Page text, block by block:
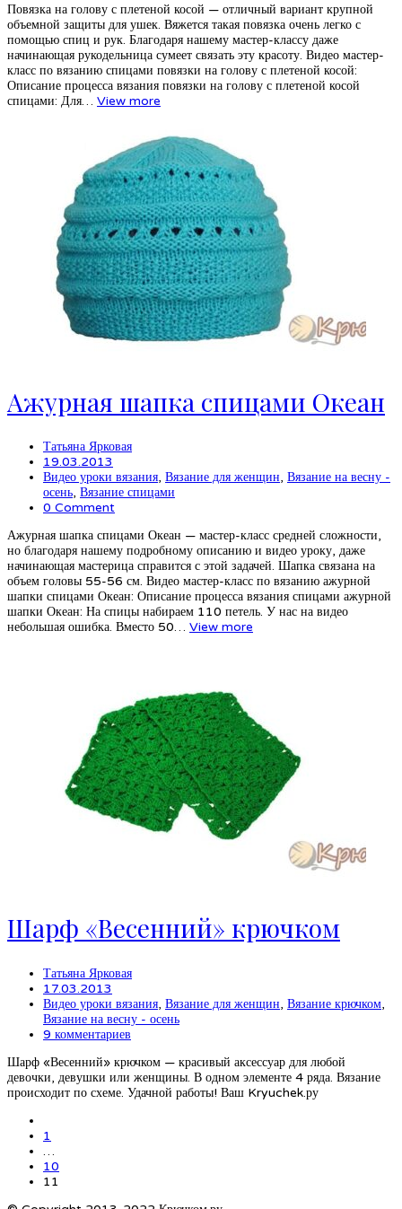
Повязка на голову с плетеной косой — отличный вариант крупной
объемной защиты для ушек. Вяжется такая повязка очень легко с
помощью спиц и рук. Благодаря нашему мастер-классу даже
начинающая рукодельница сумеет связать эту красоту. Видео мастер-
класс по вязанию спицами повязки на голову с плетеной косой:
Описание процесса вязания повязки на голову с плетеной косой
спицами: Для… View more
Ажурная шапка спицами Океан
Татьяна Ярковая
19.03.2013
Видео уроки вязания, Вязание для женщин, Вязание на весну -
осень, Вязание спицами
0 Comment
Ажурная шапка спицами Океан — мастер-класс средней сложности,
но благодаря нашему подробному описанию и видео уроку, даже
начинающая мастерица справится с этой задачей. Шапка связана на
объем головы 55-56 см. Видео мастер-класс по вязанию ажурной
шапки спицами Океан: Описание процесса вязания спицами ажурной
шапки Океан: На спицы набираем 110 петель. У нас на видео
небольшая ошибка. Вместо 50… View more
Шарф «Весенний» крючком
Татьяна Ярковая
17.03.2013
Видео уроки вязания, Вязание для женщин, Вязание крючком,
Вязание на весну - осень
9 комментариев
Шарф «Весенний» крючком — красивый аксессуар для любой
девочки, девушки или женщины. В одном элементе 4 ряда. Вязание
происходит по схеме. Удачной работы! Ваш Kryuchek.ру
1
…
10
11